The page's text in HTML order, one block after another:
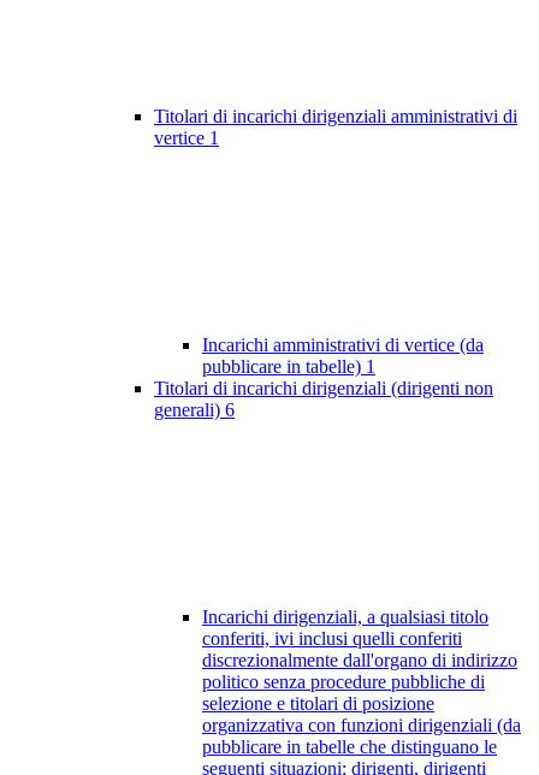
Titolari di incarichi dirigenziali amministrativi di
vertice 1
Incarichi amministrativi di vertice (da
pubblicare in tabelle) 1
Titolari di incarichi dirigenziali (dirigenti non
generali) 6
Incarichi dirigenziali, a qualsiasi titolo
conferiti, ivi inclusi quelli conferiti
discrezionalmente dall'organo di indirizzo
politico senza procedure pubbliche di
selezione e titolari di posizione
organizzativa con funzioni dirigenziali (da
pubblicare in tabelle che distinguano le
seguenti situazioni: dirigenti, dirigenti